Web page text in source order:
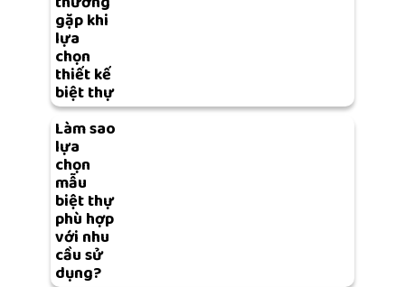
gặp khi
lựa
chọn
thiết kế
biệt thự
Làm sao
lựa
chọn
mẫu
biệt thự
phù hợp
với nhu
cầu sử
dụng?